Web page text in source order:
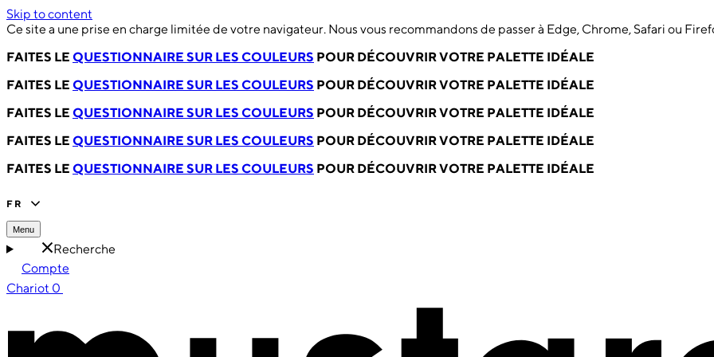
Skip to content
Ce site a une prise en charge limitée de votre navigateur. Nous vous recommandons de passer à Edge, Chrome, Safari ou
FAITES LE QUESTIONNAIRE SUR LES COULEURS POUR DÉCOUVRIR VOTRE PALETTE IDÉALE
FAITES LE QUESTIONNAIRE SUR LES COULEURS POUR DÉCOUVRIR VOTRE PALETTE IDÉALE
FAITES LE QUESTIONNAIRE SUR LES COULEURS POUR DÉCOUVRIR VOTRE PALETTE IDÉALE
FAITES LE QUESTIONNAIRE SUR LES COULEURS POUR DÉCOUVRIR VOTRE PALETTE IDÉALE
FAITES LE QUESTIONNAIRE SUR LES COULEURS POUR DÉCOUVRIR VOTRE PALETTE IDÉALE
FR
Menu
Recherche
Compte
Chariot 0